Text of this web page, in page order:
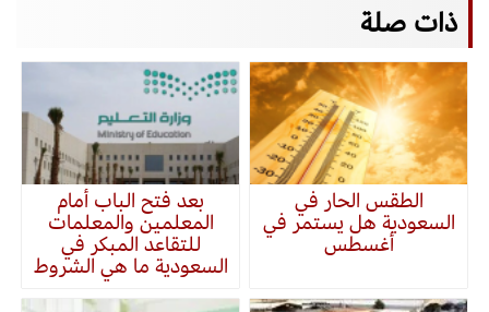
ذات صلة
الطقس الحار في
السعودية هل يستمر في
أغسطس
بعد فتح الباب أمام
المعلمين والمعلمات
للتقاعد المبكر في
السعودية ما هي الشروط